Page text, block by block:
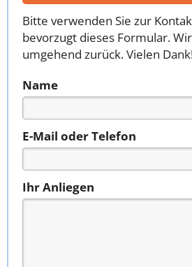
Bitte verwenden Sie zur
bevorzugt dieses Formular.
umgehend zurück. Vielen
Name
E-Mail oder Telefon
Ihr Anliegen